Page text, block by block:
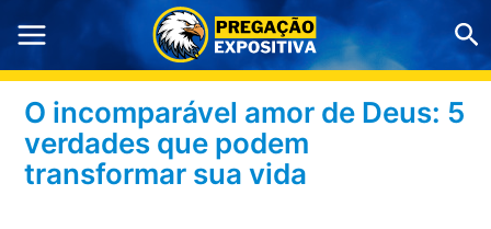
para
conteúdo
O incomparável amor de Deus: 5
verdades que podem
transformar sua vida